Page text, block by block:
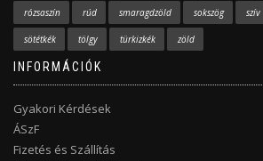
rózsaszín rúd smaragdzöld sokszög szív
sötétkék tölgy türkizkék zöld
INFORMÁCIÓK
Gyakori Kérdések
ÁSzF
Fizetés és Szállítás